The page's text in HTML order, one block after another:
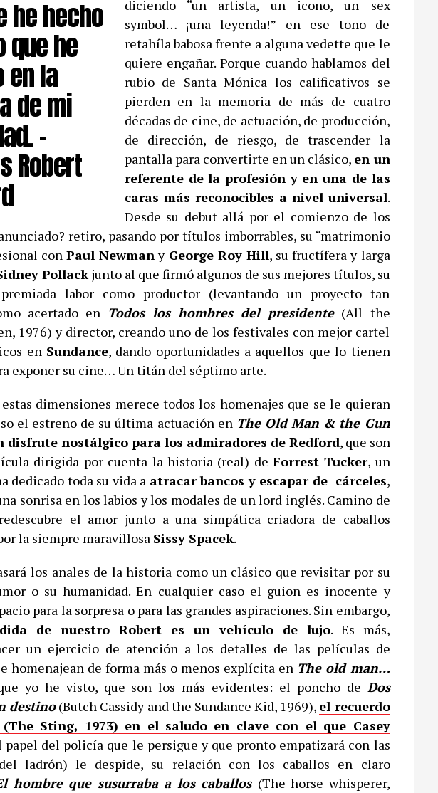
he hecho
que he
en la
de mi
–
Robert
diciendo “un artista, un icono, un sex
symbol… ¡una leyenda!” en ese tono de
retahíla babosa frente a alguna vedette que le
quiere engañar. Porque cuando hablamos del
rubio de Santa Mónica los calificativos se
pierden en la memoria de más de cuatro
décadas de cine, de actuación, de producción,
de dirección, de riesgo, de trascender la
pantalla para convertirte en un clásico, en un
referente de la profesión y en una de las
caras más reconocibles a nivel universal.
Desde su debut allá por el comienzo de los
retiro, pasando por títulos imborrables, su “matrimonio
con Paul Newmany George Roy Hill, su fructífera y larga
Pollackjunto al que firmó algunos de sus mejores títulos, su
labor como productor (levantando un proyecto tan
acertado en Todos los hombres del presidente(All the
1976) y director, creando uno de los festivales con mejor cartel
en Sundance, dando oportunidades a aquellos que lo tienen
exponer su cine… Un titán del séptimo arte.
dimensiones merece todos los homenajes que se le quieran
el estreno de su última actuación en The Old Man & the Gun
disfrute nostálgico para los admiradores de Redford, que son
dirigida por cuenta la historia (real) de Forrest Tucker, un
dedicado toda su vida a atracar bancos y escapar de cárceles,
sonrisa en los labios y los modales de un lord inglés. Camino de
el amor junto a una simpática criadora de caballos
la siempre maravillosa Sissy Spacek.
los anales de la historia como un clásico que revisitar por su
o su humanidad. En cualquier caso el guion es inocente y
para la sorpresa o para las grandes aspiraciones. Sin embargo,
de nuestro Robert es un vehículo de lujo. Es más,
un ejercicio de atención a los detalles de las películas de
homenajean de forma más o menos explícita en The old man…
yo he visto, que son los más evidentes: el poncho de Dos
destino(Butch Cassidy and the Sundance Kid, 1969), el recuerdo
Sting, 1973) en el saludo en clave con el que Casey
del policía que le persigue y que pronto empatizará con las
ladrón) le despide, su relación con los caballos en claro
hombre que susurraba a los caballos (The horse whisperer,